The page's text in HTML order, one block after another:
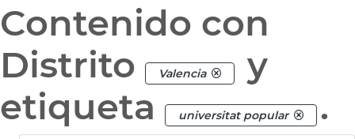
Contenido con
Distrito
Valencia
y
etiqueta
universitat popular .